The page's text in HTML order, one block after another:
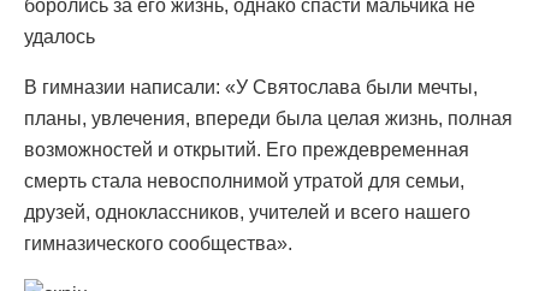
боролись за его жизнь, однако спасти мальчика не
удалось
В гимназии написали: «У Святослава были мечты,
планы, увлечения, впереди была целая жизнь, полная
возможностей и открытий. Его преждевременная
смерть стала невосполнимой утратой для семьи,
друзей, одноклассников, учителей и всего нашего
гимназического сообщества».